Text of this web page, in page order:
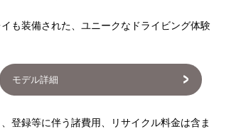
も装備された、ユニークなドライビング体験
モデル詳細
登録等に伴う諸費用、リサイクル料金は含ま